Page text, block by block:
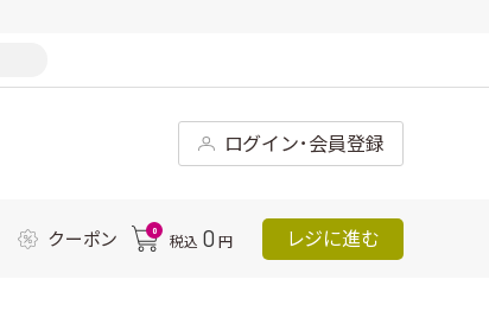
ログイン･会員登録
クーポン 0
税込 0 円 レジに進む